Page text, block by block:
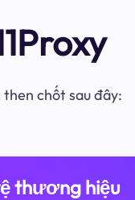
chốt sau đây:
thương hiệu